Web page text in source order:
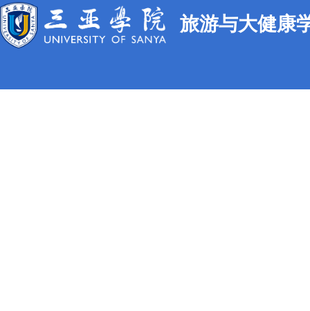
旅游与大健康